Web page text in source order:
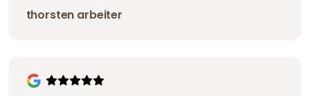
thorsten arbeiter